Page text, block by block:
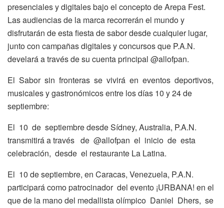
presenciales y digitales bajo el concepto de Arepa Fest.
Las audiencias de la marca recorrerán el mundo y
disfrutarán de esta fiesta de sabor desde cualquier lugar,
junto con campañas digitales y concursos que P.A.N.
develará a través de su cuenta principal @allofpan.
El Sabor sin fronteras se vivirá en eventos deportivos,
musicales y gastronómicos entre los días 10 y 24 de
septiembre:
El 10 de septiembre desde Sídney, Australia, P.A.N.
transmitirá a través de @allofpan el inicio de esta
celebración, desde el restaurante La Latina.
El 10 de septiembre, en Caracas, Venezuela, P.A.N.
participará como patrocinador del evento ¡URBANA! en el
que de la mano del medallista olímpico Daniel Dhers, se